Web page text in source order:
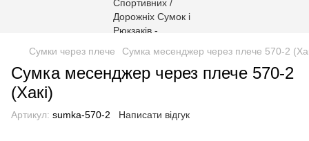
Сумки через плече Сумка месенджер через плече 570-2
Сумка месенджер через плече 570-2
(Хакі)
Артикул: sumka-570-2 Написати відгук